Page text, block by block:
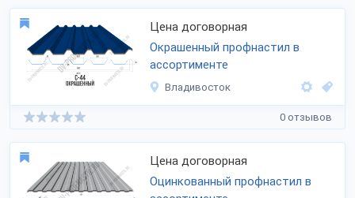
Цена договорная
Окрашенный профнастил в
ассортименте
Владивосток
0 отзывов
Цена договорная
Оцинкованный профнастил в